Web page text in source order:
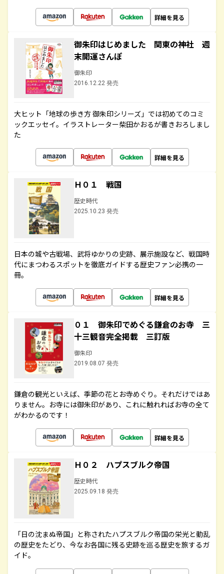
詳細を見る
御朱印はじめました 関東の神社 週
末開運さんぽ
御朱印
2016.12.22 発売
大ヒット「地球の歩き方 御朱印シリーズ」では初めてのコミ
ックエッセイ。イラストレーター柴田かおるが書きおろしまし
た
詳細を見る
Ｈ０１ 戦国
歴史時代
2025.10.23 発売
日本の城や古戦場、武将ゆかりの史跡、展示施設など、戦国時
代にまつわるスポットを徹底ガイドする歴史ファン必携の一
冊。
詳細を見る
０１ 御朱印でめぐる鎌倉のお寺 三
十三観音完全掲載 三訂版
御朱印
2019.08.07 発売
鎌倉の観光といえば、季節の花とお寺めぐり。それだけではあ
りません。お寺には御朱印があり、これに触れればお寺の全て
がわかるのです！
詳細を見る
Ｈ０２ ハプスブルク帝国
歴史時代
2025.09.18 発売
「日の沈まぬ帝国」と称されたハプスブルク帝国の栄光と動乱
の歴史をたどり、今なお各国に残る史跡を巡る歴史を旅するガ
イド。